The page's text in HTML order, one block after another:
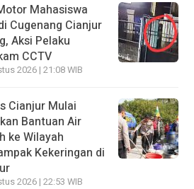
Mahasiswa
Cugenang Cianjur
Aksi Pelaku
CCTV
2026 | 21:08 WIB
Cianjur Mulai
Bantuan Air
ke Wilayah
Kekeringan di
2026 | 22:53 WIB